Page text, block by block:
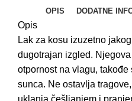
OPIS DODATNE
Opis
Lak za kosu izuzetno
dugotrajan izgled.
otpornost na vlagu, takođe
sunca. Ne ostavlja
uklanja češljanjem i